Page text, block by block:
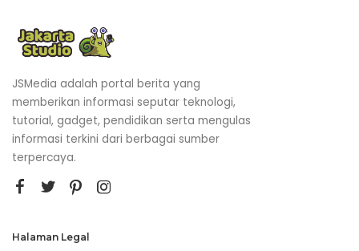
JSMedia adalah portal berita yang
memberikan informasi seputar teknologi,
tutorial, gadget, pendidikan serta mengulas
informasi terkini dari berbagai sumber
terpercaya.
Halaman Legal